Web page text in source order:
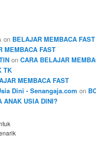
on BELAJAR MEMBACA FAST
MEMBACA FAST
onCARA BELAJAR
TK
MEMBACA FAST
Dini - Senangaja.com on
ANAK USIA DINI?